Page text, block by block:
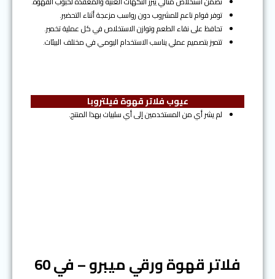
توفر قوام ناعم للمشروب دون رواسب مزعجة أثناء التحضير.
تحافظ على نقاء الطعم وتوازن الاستخلاص في كل عملية تخمير.
تتميز بتصميم عملي يناسب الاستخدام اليومي في مختلف البيئات.
عيوب فلاتر قهوة فيلتروبا
لم يشر أي من المستخدمين إلى أي سلبيات بهذا المنتج.
فلاتر قهوة ورقي ميبرو – في 60